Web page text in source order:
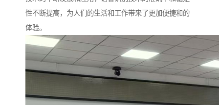
性不断提高，为人们的生活和工作带来了更加便捷和的
体验。